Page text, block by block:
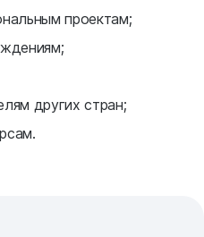
проектам;
других стран;